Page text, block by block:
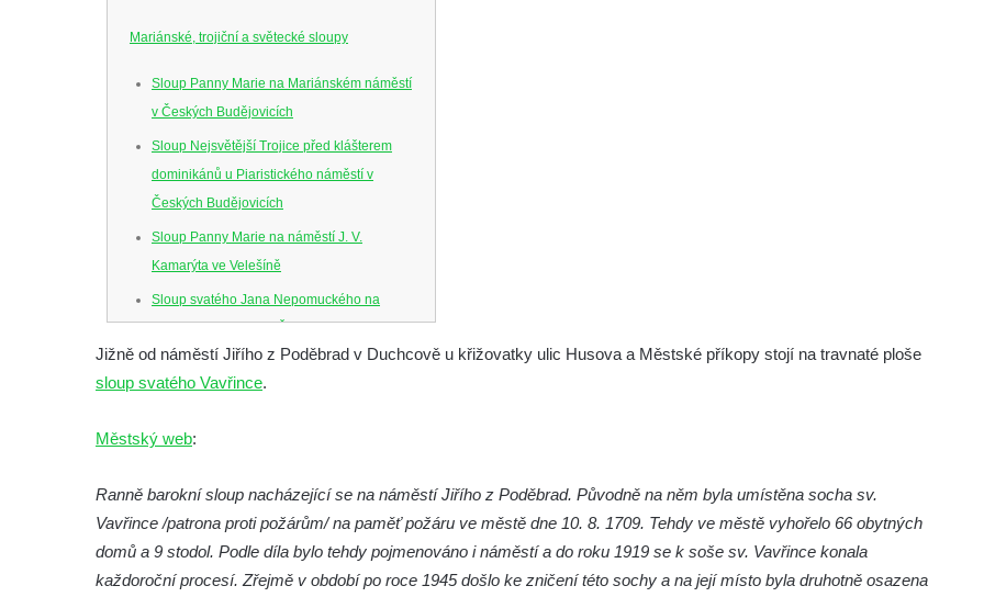
Mariánské, trojiční a světecké sloupy
Sloup Panny Marie na Mariánském náměstí
v Českých Budějovicích
Sloup Nejsvětější Trojice před klášterem
dominikánů u Piaristického náměstí v
Českých Budějovicích
Sloup Panny Marie na náměstí J. V.
Kamarýta ve Velešíně
Sloup svatého Jana Nepomuckého na
náměstí J. Gurreho v Římově
Sloup Nejsvětější Trojice v Mirošovicích
Sloup se sochou Bolestného Krista (Ecce
Republiky v Duchcově
Sloup Panny Marie u kostela Nalezení
svatého Kříže ve Frýdlantu
Sloup Panny Marie v Hostinném
Jižně od náměstí Jiřího z Poděbrad v Duchcově u křižovatky ulic Husova a Městské příkopy stojí na travnaté ploše
sloup svatého Vavřince.
Městský web:
Ranně barokní sloup nacházející se na náměstí Jiřího z Poděbrad. Původně na něm byla umístěna socha sv.
Vavřince /patrona proti požárům/ na paměť požáru ve městě dne 10. 8. 1709. Tehdy ve městě vyhořelo 66 obytných
domů a 9 stodol. Podle díla bylo tehdy pojmenováno i náměstí a do roku 1919 se k soše sv. Vavřince konala
každoroční procesí. Zřejmě v období po roce 1945 došlo ke zničení této sochy a na její místo byla druhotně osazena